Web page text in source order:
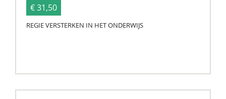
€ 31,50
REGIE VERSTERKEN IN HET ONDERWIJS